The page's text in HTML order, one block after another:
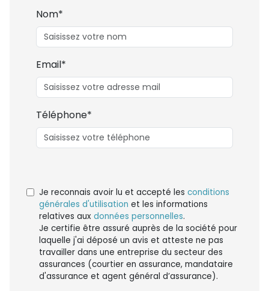
Nom*
Email*
Téléphone*
Je reconnais avoir lu et accepté les conditions
générales d'utilisation et les informations
relatives aux données personnelles.
Je certifie être assuré auprès de la société pour
laquelle j'ai déposé un avis et atteste ne pas
travailler dans une entreprise du secteur des
assurances (courtier en assurance, mandataire
d'assurance et agent général d’assurance).